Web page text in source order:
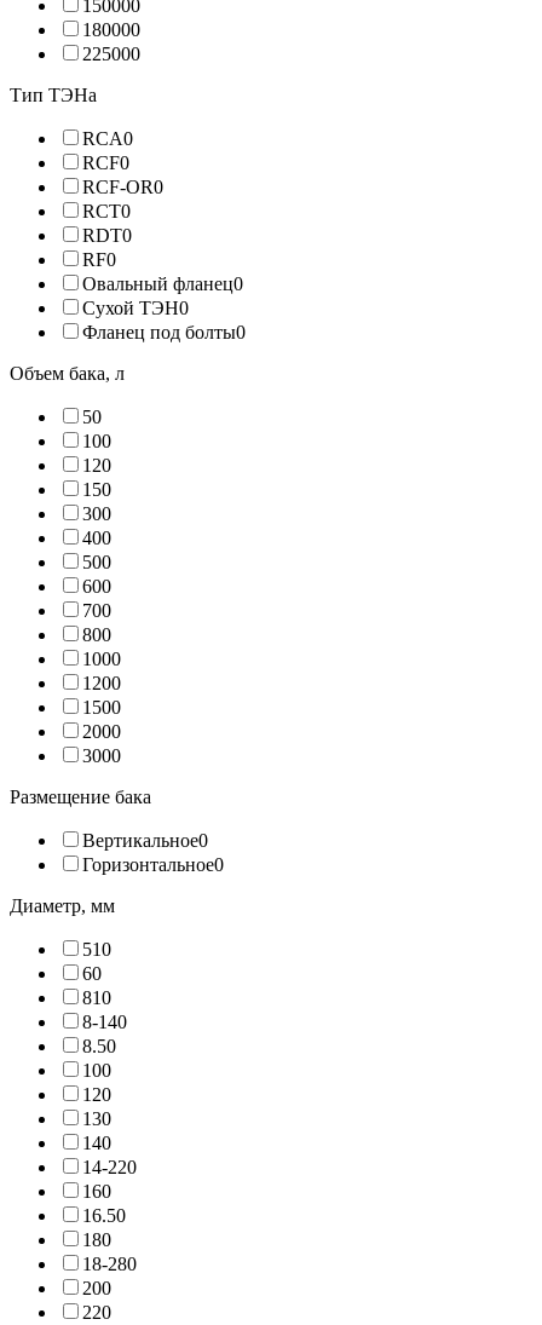
150000
180000
225000
Тип ТЭНа
RCA0
RCF0
RCF-OR0
RCT0
RDT0
RF0
Овальный фланец0
Сухой ТЭН0
Фланец под болты0
Объем бака, л
50
100
120
150
300
400
500
600
700
800
1000
1200
1500
2000
3000
Размещение бака
Вертикальное0
Горизонтальное0
Диаметр, мм
510
60
810
8-140
8.50
100
120
130
140
14-220
160
16.50
180
18-280
200
220